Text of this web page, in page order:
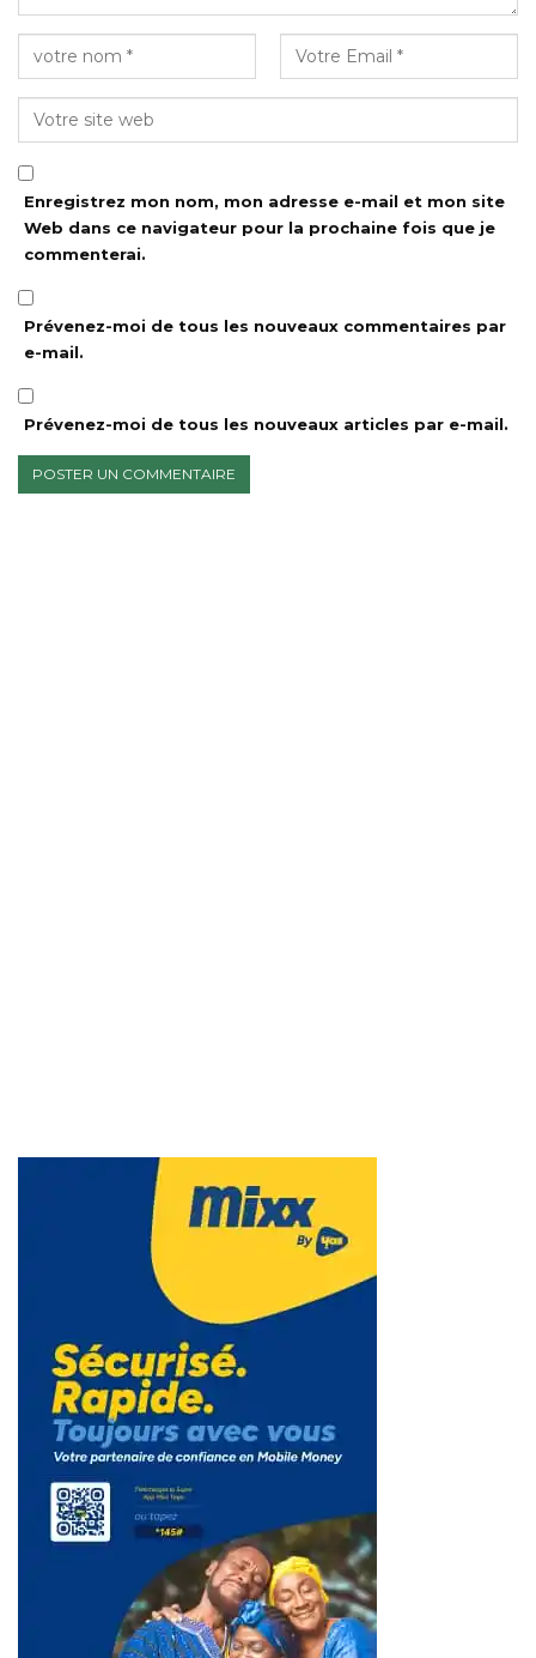
Enregistrez mon nom, mon adresse e-mail et mon site
Web dans ce navigateur pour la prochaine fois que je
commenterai.
Prévenez-moi de tous les nouveaux commentaires par
e-mail.
Prévenez-moi de tous les nouveaux articles par e-mail.